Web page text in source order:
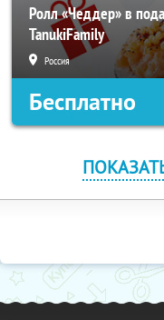
Ролл «Чеддер» в
TanukiFamily
Россия
Бесплатно